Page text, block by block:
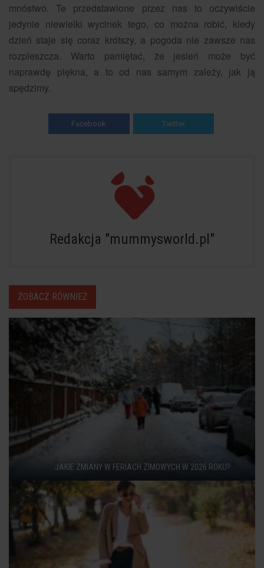
mnóstwo. Te przedstawione przez nas to oczywiście
jedynie niewielki wycinek tego, co można robić, kiedy
dzień staje się coraz krótszy, a pogoda nie zawsze nas
rozpieszcza. Warto pamiętać, że jesień może być
naprawdę piękna, a to od nas samym zależy, jak ją
spędzimy.
Facebook Twitter
Redakcja "mummysworld.pl"
ZOBACZ RÓWNIEŻ
JAKIE ZMIANY W FERIACH ZIMOWYCH W 2026 ROKU?